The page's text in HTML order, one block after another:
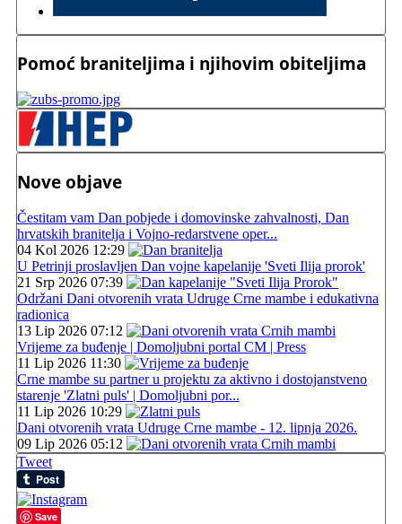
Pomoć braniteljima i njihovim obiteljima
Nove objave
Čestitam vam Dan pobjede i domovinske zahvalnosti, Dan
hrvatskih branitelja i Vojno-redarstvene oper...
04 Kol 2026 12:29
U Petrinji proslavljen Dan vojne kapelanije 'Sveti Ilija prorok'
21 Srp 2026 07:39
Održani Dani otvorenih vrata Udruge Crne mambe i edukativna
radionica
13 Lip 2026 07:12
Vrijeme za buđenje | Domoljubni portal CM | Press
11 Lip 2026 11:30
Crne mambe su partner u projektu za aktivno i dostojanstveno
starenje 'Zlatni puls' | Domoljubni por...
11 Lip 2026 10:29
Dani otvorenih vrata Udruge Crne mambe - 12. lipnja 2026.
09 Lip 2026 05:12
Tweet
Save